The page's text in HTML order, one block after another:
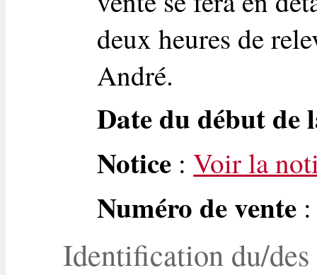
deux heures de
André.
Date du début de
Notice :Voir la
Numéro de vente
Identification du/